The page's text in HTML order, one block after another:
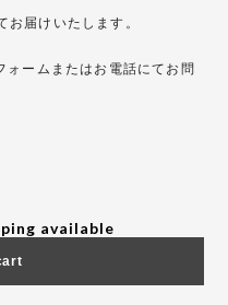
届けいたします。
ームまたはお電話にてお問
available